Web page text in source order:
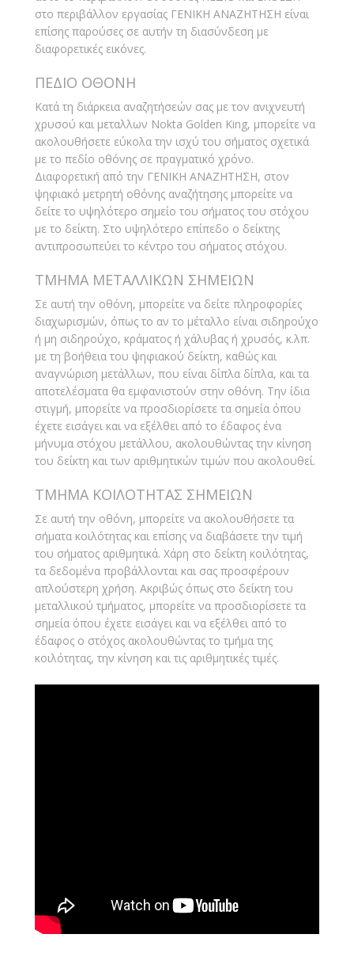
στο περιβάλλον εργασίας ΓΕΝΙΚΗ ΑΝΑΖΗΤΗΣΗ είναι
επίσης παρούσες σε αυτήν τη διασύνδεση με
διαφορετικές εικόνες.
ΠΕΔΙΟ ΟΘΟΝΗ
Κατά τη διάρκεια αναζητήσεών σας με τον ανιχνευτή
χρυσού και μεταλλων Nokta Golden King, μπορείτε να
ακολουθήσετε εύκολα την ισχύ του σήματος σχετικά
με το πεδίο οθόνης σε πραγματικό χρόνο.
Διαφορετική από την ΓΕΝΙΚΗ ΑΝΑΖΗΤΗΣΗ, στον
ψηφιακό μετρητή οθόνης αναζήτησης μπορείτε να
δείτε το υψηλότερο σημείο του σήματος του στόχου
με το δείκτη. Στο υψηλότερο επίπεδο ο δείκτης
αντιπροσωπεύει το κέντρο του σήματος στόχου.
ΤΜΗΜΑ ΜΕΤΑΛΛΙΚΩΝ ΣΗΜΕΙΩΝ
Σε αυτή την οθόνη, μπορείτε να δείτε πληροφορίες
διαχωρισμών, όπως το αν το μέταλλο είναι σιδηρούχο
ή μη σιδηρούχο, κράματος ή χάλυβας ή χρυσός, κ.λπ.
με τη βοήθεια του ψηφιακού δείκτη, καθώς και
αναγνώριση μετάλλων, που είναι δίπλα δίπλα, και τα
αποτελέσματα θα εμφανιστούν στην οθόνη. Την ίδια
στιγμή, μπορείτε να προσδιορίσετε τα σημεία όπου
έχετε εισάγει και να εξέλθει από το έδαφος ένα
μήνυμα στόχου μετάλλου, ακολουθώντας την κίνηση
του δείκτη και των αριθμητικών τιμών που ακολουθεί.
ΤΜΗΜΑ ΚΟΙΛΟΤΗΤΑΣ ΣΗΜΕΙΩΝ
Σε αυτή την οθόνη, μπορείτε να ακολουθήσετε τα
σήματα κοιλότητας και επίσης να διαβάσετε την τιμή
του σήματος αριθμητικά. Χάρη στο δείκτη κοιλότητας,
τα δεδομένα προβάλλονται και σας προσφέρουν
απλούστερη χρήση. Ακριβώς όπως στο δείκτη του
μεταλλικού τμήματος, μπορείτε να προσδιορίσετε τα
σημεία όπου έχετε εισάγει και να εξέλθει από το
έδαφος ο στόχος ακολουθώντας το τμήμα της
κοιλότητας, την κίνηση και τις αριθμητικές τιμές.